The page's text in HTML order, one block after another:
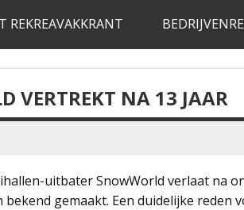
REKREAVAKKRANT
VERTREKT NA 13 JAAR
uitbater SnowWorld verlaat na
gemaakt. Een duidelijke